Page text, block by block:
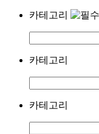
카테고리
카테고리
카테고리